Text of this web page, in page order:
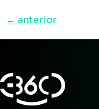
← anterior